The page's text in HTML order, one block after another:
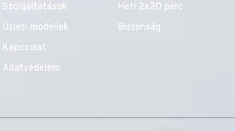
Szolgáltatások
Üzleti modellek
Kapcsolat
Adatvédelem
Heti 2x20 perc
Biztonság